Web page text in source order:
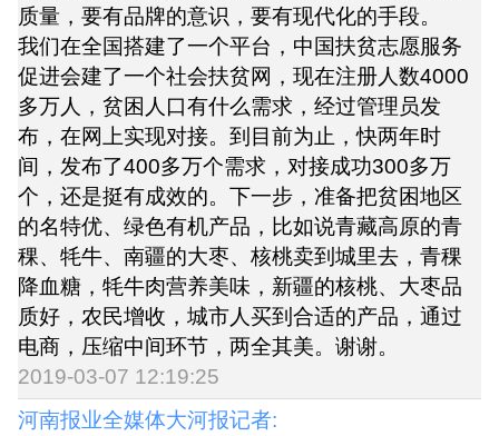
质量，要有品牌的意识，要有现代化的手段。
我们在全国搭建了一个平台，中国扶贫志愿服务
促进会建了一个社会扶贫网，现在注册人数4000
多万人，贫困人口有什么需求，经过管理员发
布，在网上实现对接。到目前为止，快两年时
间，发布了400多万个需求，对接成功300多万
个，还是挺有成效的。下一步，准备把贫困地区
的名特优、绿色有机产品，比如说青藏高原的青
稞、牦牛、南疆的大枣、核桃卖到城里去，青稞
降血糖，牦牛肉营养美味，新疆的核桃、大枣品
质好，农民增收，城市人买到合适的产品，通过
电商，压缩中间环节，两全其美。谢谢。
2019-03-07 12:19:25
​河南报业全媒体大河报记者: